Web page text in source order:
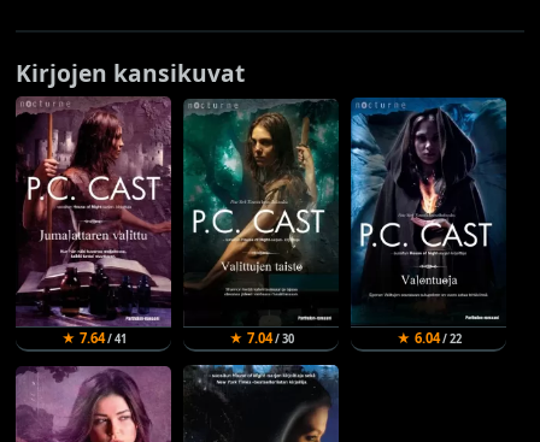
Kirjojen kansikuvat
★ 7.64/ 41 ★ 7.04/ 30 ★ 6.04/ 22